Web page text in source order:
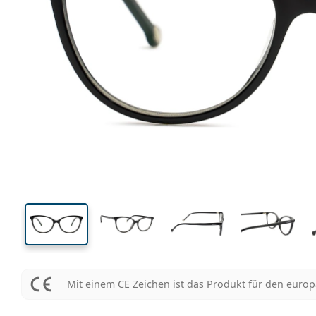
Brillenbreite
41 mm
Glashöhe Glasbreite
Glasbreite
Mit einem CE Zeichen ist das Produkt für den